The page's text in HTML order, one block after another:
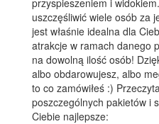
przyspieszeniem i
uszczęśliwić wiele osób za
jest właśnie idealna dla
atrakcje w ramach danego
na dowolną ilość osób!
albo obdarowujesz, albo
to co zamówiłeś :)
poszczególnych pakietów i
Ciebie najlepsze: